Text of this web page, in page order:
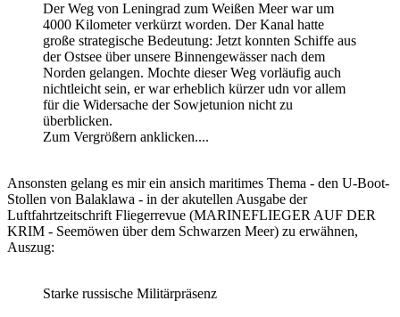
Der Weg von Leningrad zum Weißen Meer war um
4000 Kilometer verkürzt worden. Der Kanal hatte
große strategische Bedeutung: Jetzt konnten Schiffe aus
der Ostsee über unsere Binnengewässer nach dem
Norden gelangen. Mochte dieser Weg vorläufig auch
nichtleicht sein, er war erheblich kürzer udn vor allem
für die Widersache der Sowjetunion nicht zu
überblicken.
Zum Vergrößern anklicken....
Ansonsten gelang es mir ein ansich maritimes Thema - den U-Boot-
Stollen von Balaklawa - in der akutellen Ausgabe der
Luftfahrtzeitschrift Fliegerrevue (MARINEFLIEGER AUF DER
KRIM - Seemöwen über dem Schwarzen Meer) zu erwähnen,
Auszug:
Starke russische Militärpräsenz